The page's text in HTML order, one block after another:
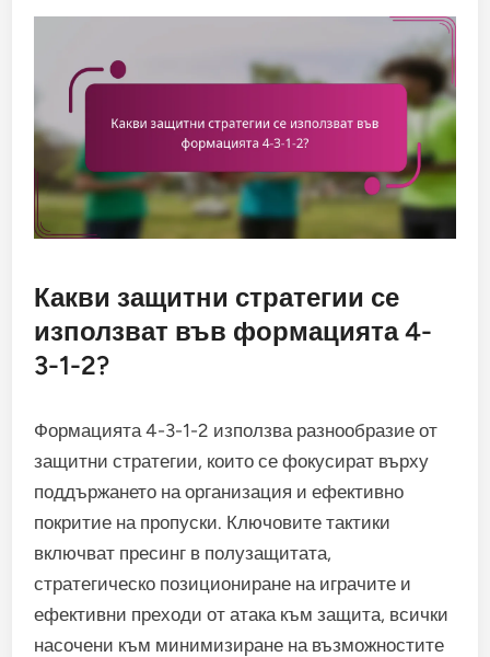
Какви защитни стратегии се
използват във формацията 4-
3-1-2?
Формацията 4-3-1-2 използва разнообразие от
защитни стратегии, които се фокусират върху
поддържането на организация и ефективно
покритие на пропуски. Ключовите тактики
включват пресинг в полузащитата,
стратегическо позициониране на играчите и
ефективни преходи от атака към защита, всички
насочени към минимизиране на възможностите